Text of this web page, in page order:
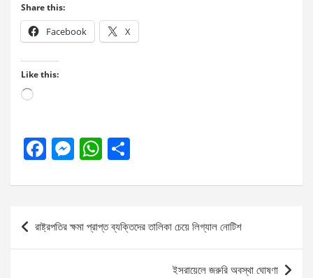
Share this:
Facebook X
Like this:
Loading…
F
ce
b
o
M
se
g
W
at
A
ar
Post
navigation
রাষ্ট্রপতির ক্ষমা প্রাপ্ত ব্যক্তিদের তালিকা চেয়ে লিগ্যাল নোটিশ
ইসরায়েলে জরুরি অবস্থা ঘোষণা